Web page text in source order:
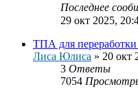
Последнее
29 окт 2025,
ТПА для
Лиса Юлиса » 20 окт
3 Ответы
7054